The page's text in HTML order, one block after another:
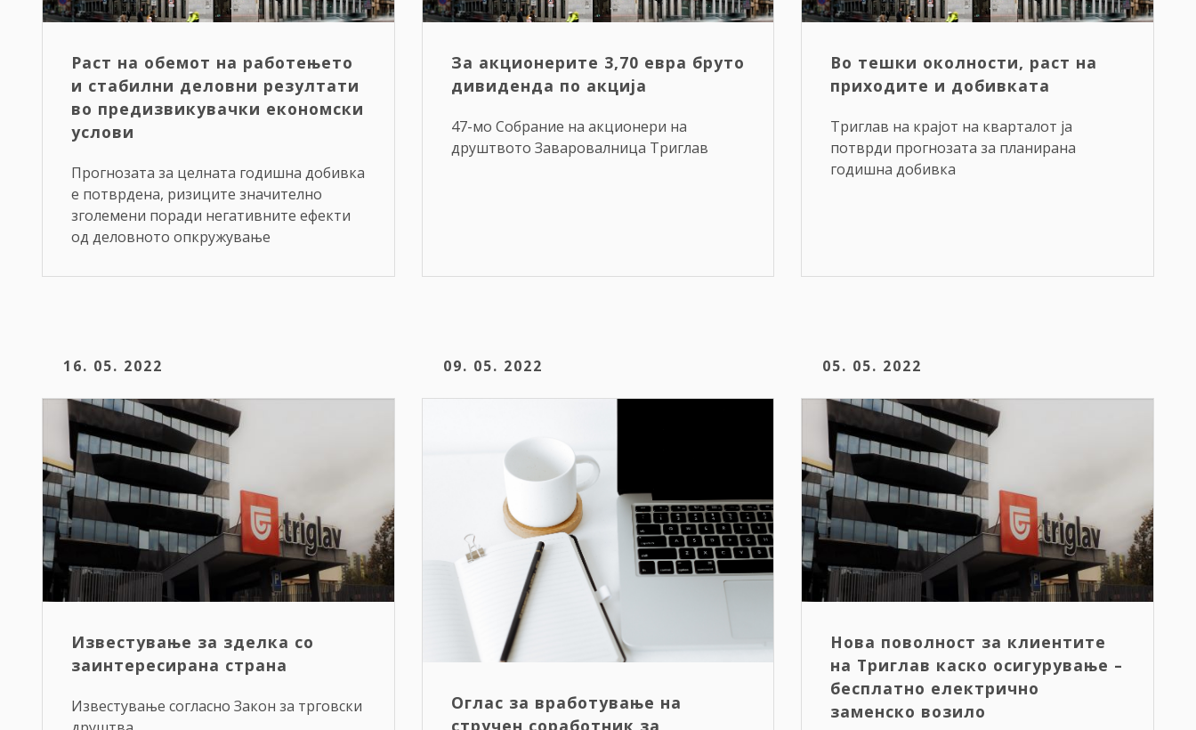
Раст на обемот на работењето
и стабилни деловни резултати
во предизвикувачки економски
услови
Прогнозата за целната годишна добивка
е потврдена, ризиците значително
зголемени поради негативните ефекти
од деловното опкружување
За акционерите 3,70 евра бруто
дивиденда по акција
47-мо Собрание на акционери на
друштвото Заваровалница Триглав
Во тешки околности, раст на
приходите и добивката
Триглав на крајот на кварталот ја
потврди прогнозата за планирана
годишна добивка
16. 05. 2022
Известување за зделка со
заинтересирана страна
Известување согласно Закон за трговски
09. 05. 2022
Оглас за вработување на
05. 05. 2022
Нова поволност за клиентите
на Триглав каско осигурување –
бесплатно електрично
заменско возило